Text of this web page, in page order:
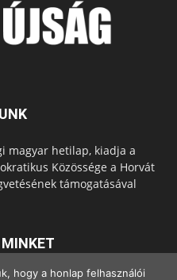
magyar hetilap, kiadja a
Közössége a Horvát
támogatásával
hogy a honlap felhasználói